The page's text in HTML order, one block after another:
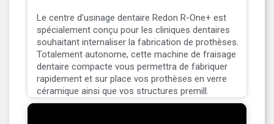
Le centre d’usinage dentaire Redon R-One+ est
spécialement conçu pour les cliniques dentaires
souhaitant internaliser la fabrication de prothèses.
Totalement autonome, cette machine de fraisage
dentaire compacte vous permettra de fabriquer
rapidement et sur place vos prothèses en verre
céramique ainsi que vos structures premill.